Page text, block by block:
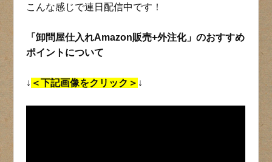
こんな感じで連日配信中です！
「卸問屋仕入れAmazon販売+外注化」のおすすめ
ポイントについて
↓ ＜下記画像をクリック＞ ↓